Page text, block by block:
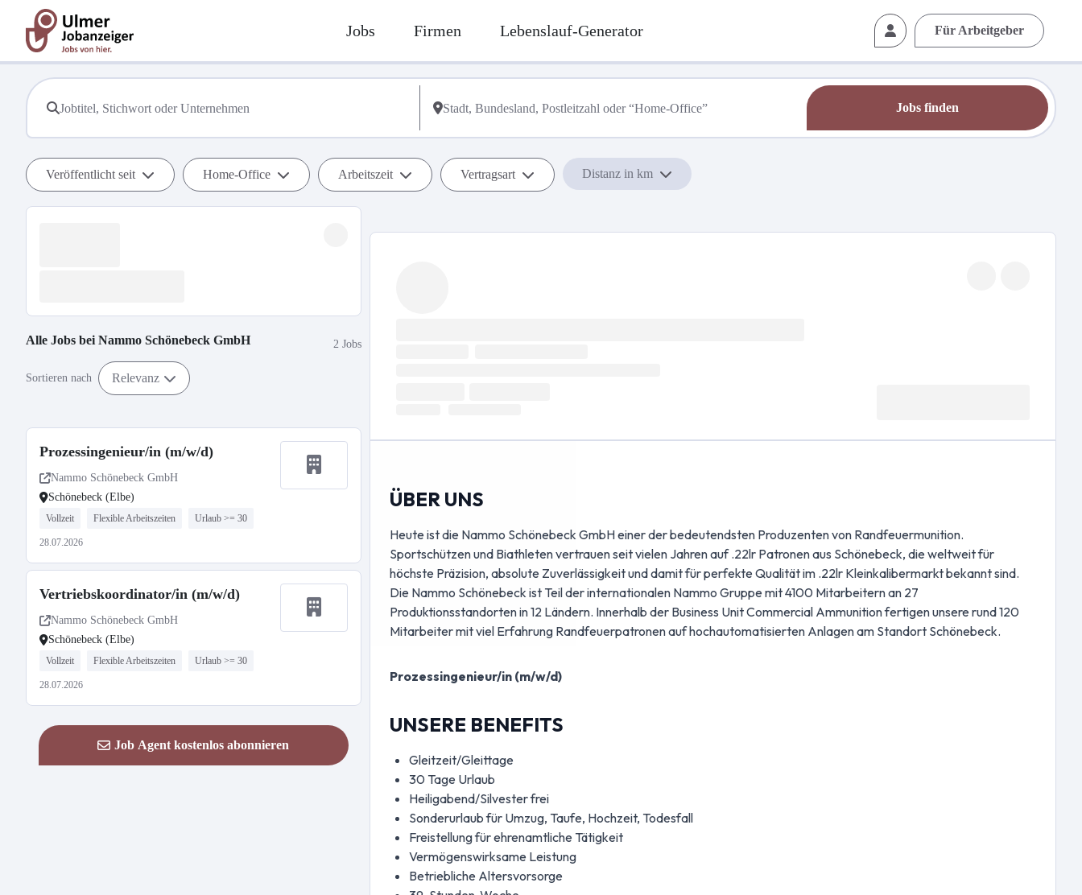
Jobs Firmen Lebenslauf-Generator Für Arbeitgeber
Jobs finden
Veröffentlicht seit Home-Office Arbeitszeit Vertragsart Distanz in km
Alle Jobs bei Nammo Schönebeck GmbH 2 Jobs
Sortieren nach Relevanz
Prozessingenieur/in (m/w/d)
Nammo Schönebeck GmbH
Schönebeck (Elbe)
Vollzeit Flexible Arbeitszeiten Urlaub >= 30
28.07.2026
Vertriebskoordinator/in (m/w/d)
Nammo Schönebeck GmbH
Schönebeck (Elbe)
Vollzeit Flexible Arbeitszeiten Urlaub >= 30
28.07.2026
Job Agent kostenlos abonnieren